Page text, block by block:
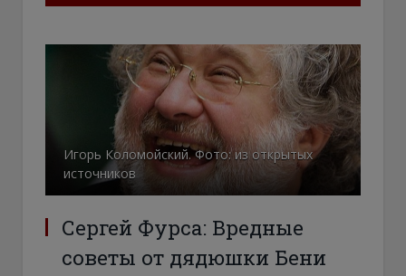
Игорь Коломойский. Фото: из открытых
источников
Сергей Фурса: Вредные
советы от дядюшки Бени